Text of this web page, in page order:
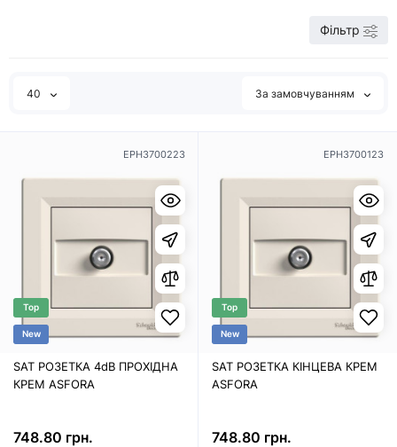
Фільтр
40 За замовчуванням
EPH3700223
Top
New
SAT РОЗЕТКА 4dB ПРОХІДНА
КРЕМ ASFORA
748.80 грн.
EPH3700123
Top
New
SAT РОЗЕТКА КІНЦЕВА КРЕМ
ASFORA
748.80 грн.